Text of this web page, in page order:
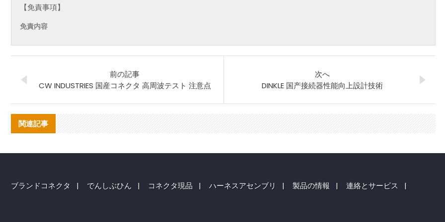
【免責事項】
免責内容
前の記事
CW INDUSTRIES 国産コネクタ 高周波テスト 注意点
次へ
DINKLE 国产接続器性能向上設計技術
関連記事
ブランドコネクタ | でんしぶひん | コネクタ現品 | ハーネスアセンブリ | 製品の情報 | 連絡とサービス |